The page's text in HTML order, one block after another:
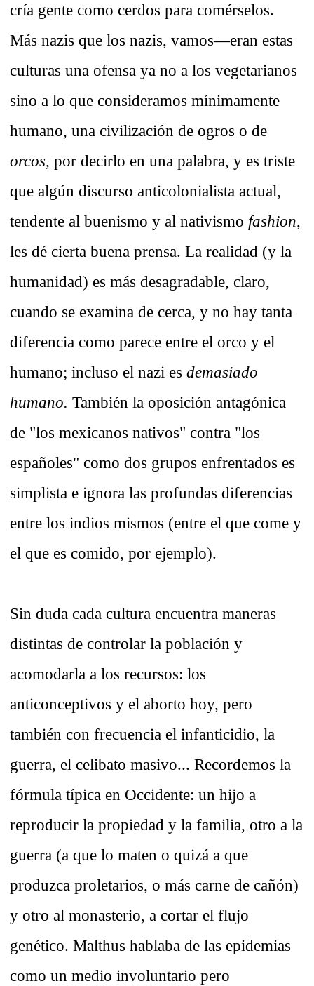
cría gente como cerdos para comérselos.
Más nazis que los nazis, vamos—eran estas
culturas una ofensa ya no a los vegetarianos
sino a lo que consideramos mínimamente
humano, una civilización de ogros o de
orcos, por decirlo en una palabra, y es triste
que algún discurso anticolonialista actual,
tendente al buenismo y al nativismo fashion,
les dé cierta buena prensa. La realidad (y la
humanidad) es más desagradable, claro,
cuando se examina de cerca, y no hay tanta
diferencia como parece entre el orco y el
humano; incluso el nazi es demasiado
humano. También la oposición antagónica
de "los mexicanos nativos" contra "los
españoles" como dos grupos enfrentados es
simplista e ignora las profundas diferencias
entre los indios mismos (entre el que come y
el que es comido, por ejemplo).
Sin duda cada cultura encuentra maneras
distintas de controlar la población y
acomodarla a los recursos: los
anticonceptivos y el aborto hoy, pero
también con frecuencia el infanticidio, la
guerra, el celibato masivo... Recordemos la
fórmula típica en Occidente: un hijo a
reproducir la propiedad y la familia, otro a la
guerra (a que lo maten o quizá a que
produzca proletarios, o más carne de cañón)
y otro al monasterio, a cortar el flujo
genético. Malthus hablaba de las epidemias
como un medio involuntario pero